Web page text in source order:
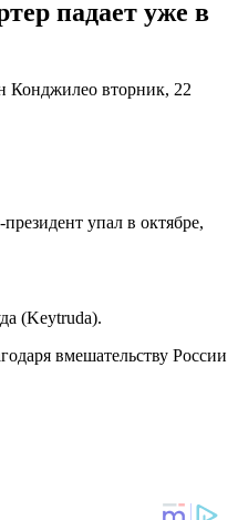
падает уже в
Конджилео вторник, 22
упал в октябре,
(Keytruda).
вмешательству России